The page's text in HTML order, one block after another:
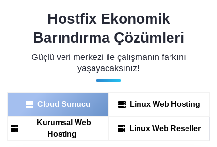
Hostfix Ekonomik
Barındırma Çözümleri
Güçlü veri merkezi ile çalışmanın farkını
yaşayacaksınız!
Cloud Sunucu Linux Web Hosting
Kurumsal Web
Hosting
Linux Web Reseller